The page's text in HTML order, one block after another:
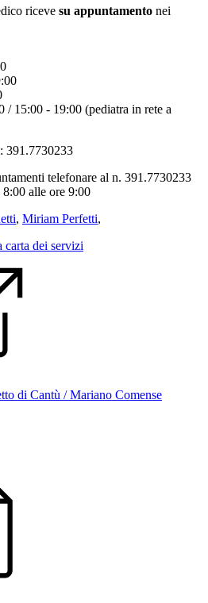
riceve su appuntamento nei
/ 15:00 - 19:00 (pediatra in rete a
391.7730233
telefonare al n. 391.7730233
alle ore 9:00
, Miriam Perfetti,
carta dei servizi
di Cantù / Mariano Comense